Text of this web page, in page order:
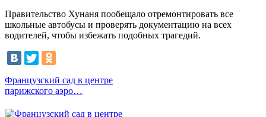
Правительство Хунаня пообещало отремонтировать все
школьные автобусы и проверять документацию на всех
водителей, чтобы избежать подобных трагедий.
Французский сад в центре
парижского аэро…